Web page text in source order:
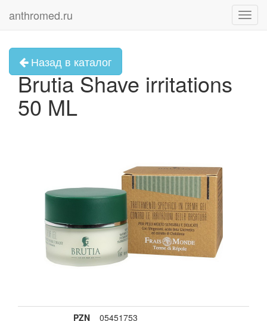
anthromed.ru
Назад в каталог
Brutia Shave irritations
50 ML
PZN
05451753